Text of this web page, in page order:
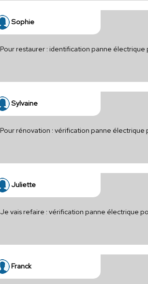
Sophie
Pour restaurer : identification panne électrique
Sylvaine
Pour rénovation : vérification panne
Juliette
Je vais refaire : vérification panne électrique
Franck